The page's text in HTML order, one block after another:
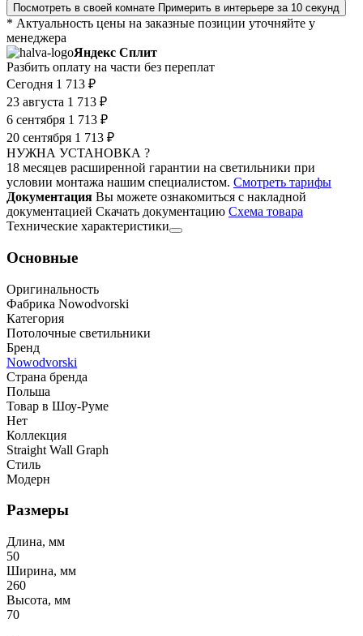
Посмотреть в своей комнате Примерить в интерьере за 10 секунд
* Актуальность цены на заказные позиции уточняйте у
менеджера
Яндекс Сплит
Разбить оплату на части без переплат
Сегодня 1 713 ₽
23 августа 1 713 ₽
6 сентября 1 713 ₽
20 сентября 1 713 ₽
НУЖНА УСТАНОВКА ?
18 месяцев расширенной гарантии на светильники при
условии монтажа нашим специалистом. Смотреть тарифы
Документация Вы можете ознакомиться с накладной
документацией Скачать документацию Cхема товара
Технические характеристики
Основные
Оригинальность
Фабрика Nowodvorski
Категория
Потолочные светильники
Бренд
Nowodvorski
Страна бренда
Польша
Товар в Шоу-Руме
Нет
Коллекция
Straight Wall Graph
Стиль
Модерн
Размеры
Длина, мм
50
Ширина, мм
260
Высота, мм
70